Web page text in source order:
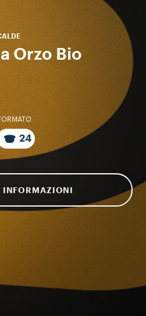
Orzo Bio
24
INFORMAZIONI